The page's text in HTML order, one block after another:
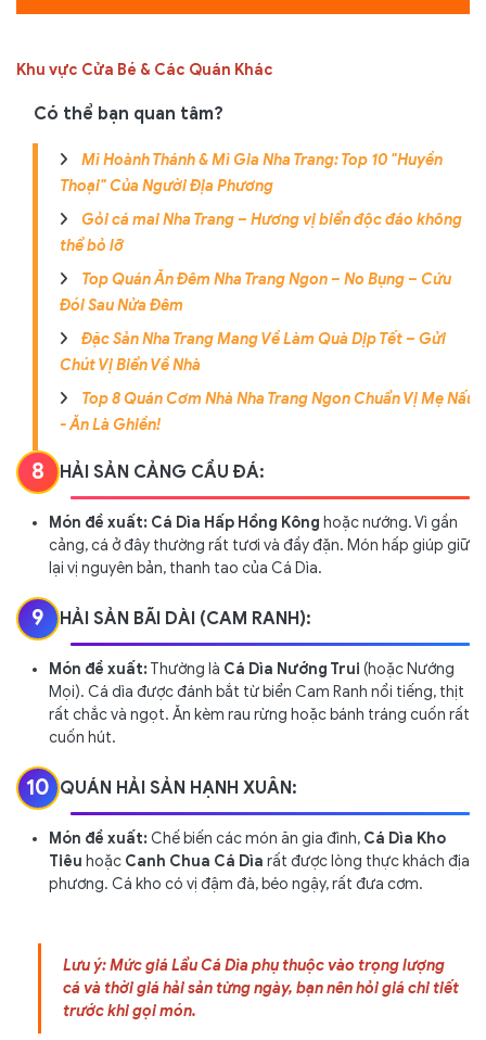
Khu vực Cửa Bé & Các Quán Khác
Có thể bạn quan tâm?
Mì Hoành Thánh & Mì Gia Nha Trang: Top 10 "Huyền
Thoại" Của Người Địa Phương
Gỏi cá mai Nha Trang – Hương vị biển độc đáo không
thể bỏ lỡ
Top Quán Ăn Đêm Nha Trang Ngon – No Bụng – Cứu
Đói Sau Nửa Đêm
Đặc Sản Nha Trang Mang Về Làm Quà Dịp Tết – Gửi
Chút Vị Biển Về Nhà
Top 8 Quán Cơm Nhà Nha Trang Ngon Chuẩn Vị Mẹ Nấu
- Ăn Là Ghiền!
8 HẢI SẢN CẢNG CẦU ĐÁ:
Món đề xuất: Cá Dìa Hấp Hồng Kông hoặc nướng. Vì gần
cảng, cá ở đây thường rất tươi và đầy đặn. Món hấp giúp giữ
lại vị nguyên bản, thanh tao của Cá Dìa.
9 HẢI SẢN BÃI DÀI (CAM RANH):
Món đề xuất: Thường là Cá Dìa Nướng Trui (hoặc Nướng
Mọi). Cá dìa được đánh bắt từ biển Cam Ranh nổi tiếng, thịt
rất chắc và ngọt. Ăn kèm rau rừng hoặc bánh tráng cuốn rất
cuốn hút.
10 QUÁN HẢI SẢN HẠNH XUÂN:
Món đề xuất: Chế biến các món ăn gia đình, Cá Dìa Kho
Tiêu hoặc Canh Chua Cá Dìa rất được lòng thực khách địa
phương. Cá kho có vị đậm đà, béo ngậy, rất đưa cơm.
Lưu ý: Mức giá Lẩu Cá Dìa phụ thuộc vào trọng lượng
cá và thời giá hải sản từng ngày, bạn nên hỏi giá chi tiết
trước khi gọi món.